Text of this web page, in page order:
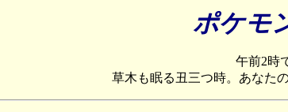
ポケモ
午前2時
草木も眠る丑三つ時。あなた